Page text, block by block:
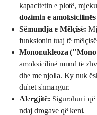
kapacitetin e plotë,
dozimin e
Sëmundja e Mëlçisë:
funksionin tuaj të
Mononukleoza
amoksicilinë mund të
dhe me njolla. Ky nuk
duhet shmangur.
Alergjitë: Sigurohuni
ndaj drogave që keni.